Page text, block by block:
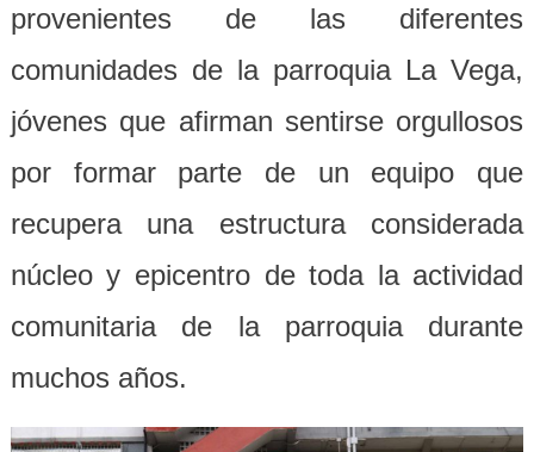
provenientes de las diferentes
comunidades de la parroquia La Vega,
jóvenes que afirman sentirse orgullosos
por formar parte de un equipo que
recupera una estructura considerada
núcleo y epicentro de toda la actividad
comunitaria de la parroquia durante
muchos años.